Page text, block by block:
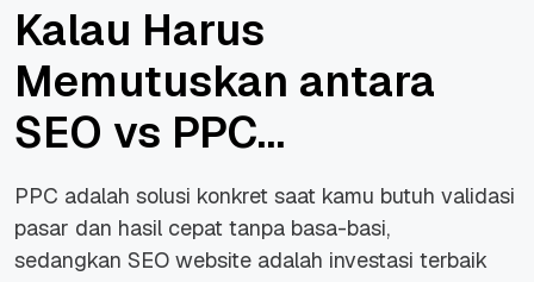
Kalau Harus
Memutuskan antara
SEO vs PPC…
PPC adalah solusi konkret saat kamu butuh validasi
pasar dan hasil cepat tanpa basa-basi,
sedangkan SEO website adalah investasi terbaik